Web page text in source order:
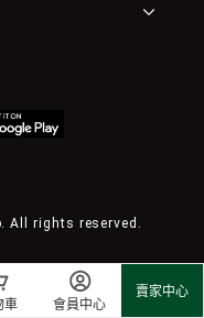
車 會員中心
賣家中心
All rights reserved.